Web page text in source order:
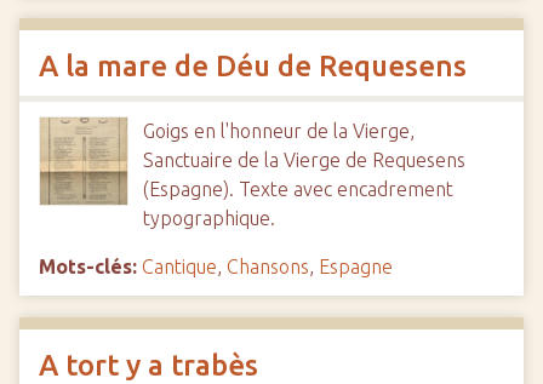
A la mare de Déu de Requesens
Goigs en l'honneur de la Vierge,
Sanctuaire de la Vierge de Requesens
(Espagne). Texte avec encadrement
typographique.
Mots-clés: Cantique, Chansons, Espagne
A tort y a trabès